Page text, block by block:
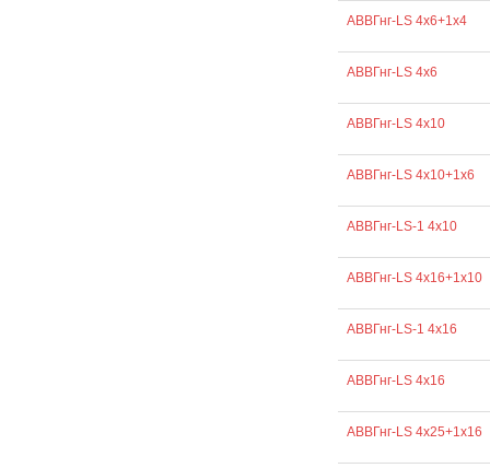
АВВГнг-LS 4х6+1х4
АВВГнг-LS 4х6
АВВГнг-LS 4х10
АВВГнг-LS 4х10+1х6
АВВГнг-LS-1 4х10
АВВГнг-LS 4х16+1х10
АВВГнг-LS-1 4х16
АВВГнг-LS 4х16
АВВГнг-LS 4х25+1х16